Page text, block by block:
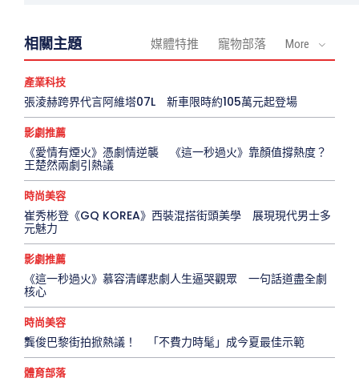
相關主題 媒體特推 寵物部落 More
產業科技
張淩赫跨界代言阿維塔07L 新車限時約105萬元起登場
影劇推薦
《愛情有煙火》憑劇情逆襲 《這一秒過火》靠顏值撐熱度？
王楚然兩劇引熱議
時尚美容
崔秀彬登《GQ KOREA》西裝混搭街頭美學 展現現代男士多
元魅力
影劇推薦
《這一秒過火》慕容清嶧悲劇人生逼哭觀眾 一句話道盡全劇
核心
時尚美容
龔俊巴黎街拍掀熱議！ 「不費力時髦」成今夏最佳示範
體育部落